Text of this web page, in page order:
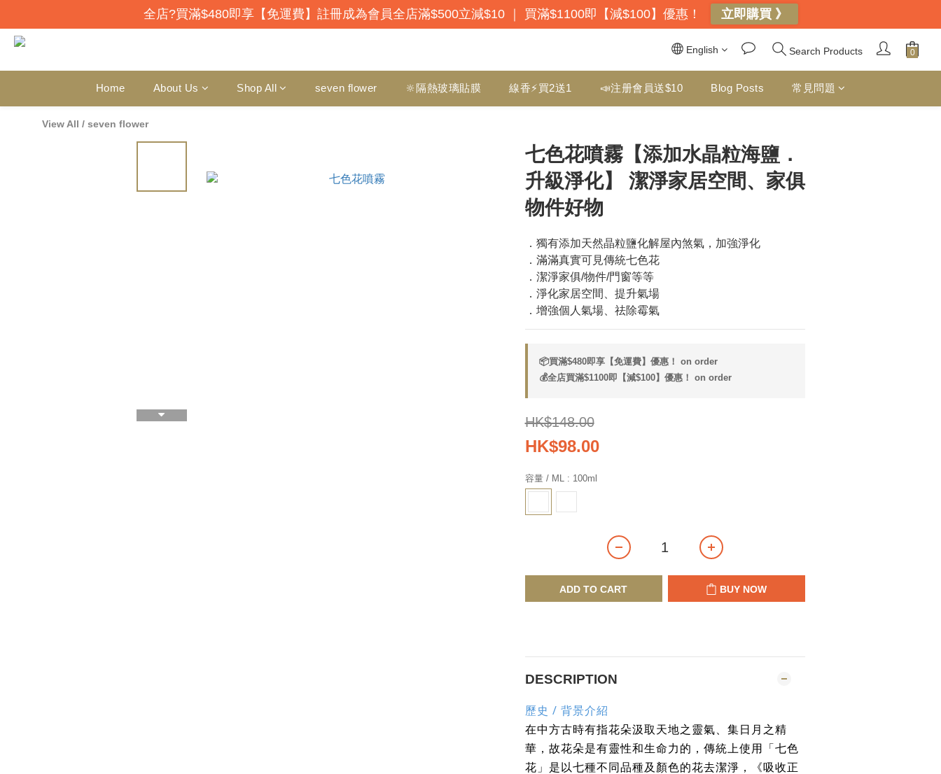
English Search Products
Home About Us Shop All seven flower 🔆隔熱玻璃貼膜 線香⚡買2送1 📣注册會員送$10 Blog Posts 常見問題
View All / seven flower
七色花噴霧【添加水晶粒海鹽．
升級淨化】 潔淨家居空間、家俱
物件好物
．獨有添加天然晶粒鹽化解屋內煞氣，加強淨化
．滿滿真實可見傳統七色花
．潔淨家俱/物件/門窗等等
．淨化家居空間、提升氣場
．增強個人氣場、祛除霉氣
📦買滿$480即享【免運費】優惠！ on order
💰全店買滿$1100即【減$100】優惠！ on order
HK$148.00
HK$98.00
容量 / ML : 100ml
ADD TO CART BUY NOW
DESCRIPTION
歷史 / 背景介紹
在中方古時有指花朵汲取天地之靈氣、集日月之精
華，故花朵是有靈性和生命力的，傳統上使用「七色
花」是以七種不同品種及顏色的花去潔淨，《吸收正
全店?買滿$480即享【免運費】註冊成為會員全店滿$500立減$10 ｜ 買滿$1100即【減$100】優惠！ 立即購買 》